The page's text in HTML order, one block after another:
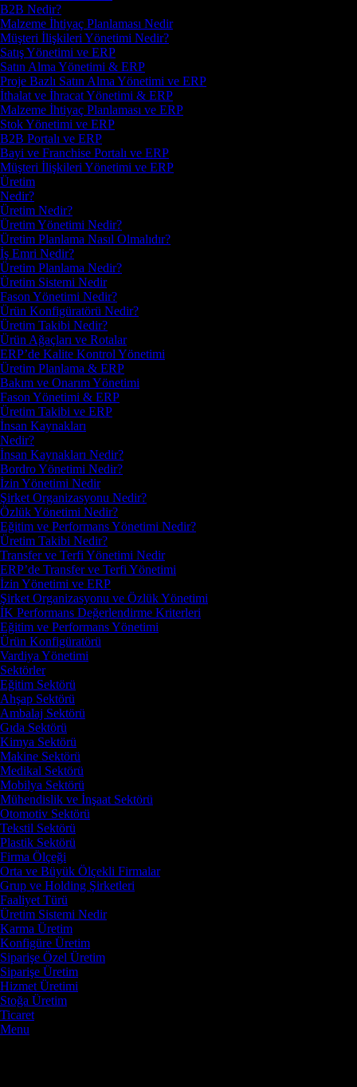
B2B Nedir?
Malzeme İhtiyaç Planlaması Nedir
Müşteri İlişkileri Yönetimi Nedir?
Satış Yönetimi ve ERP
Satın Alma Yönetimi & ERP
Proje Bazlı Satın Alma Yönetimi ve ERP
İthalat ve İhracat Yönetimi & ERP
Malzeme İhtiyaç Planlaması ve ERP
Stok Yönetimi ve ERP
B2B Portalı ve ERP
Bayi ve Franchise Portalı ve ERP
Müşteri İlişkileri Yönetimi ve ERP
Üretim
Nedir?
Üretim Nedir?
Üretim Yönetimi Nedir?
Üretim Planlama Nasıl Olmalıdır?
İş Emri Nedir?
Üretim Planlama Nedir?
Üretim Sistemi Nedir
Fason Yönetimi Nedir?
Ürün Konfigüratörü Nedir?
Üretim Takibi Nedir?
Ürün Ağaçları ve Rotalar
ERP’de Kalite Kontrol Yönetimi
Üretim Planlama & ERP
Bakım ve Onarım Yönetimi
Fason Yönetimi & ERP
Üretim Takibi ve ERP
İnsan Kaynakları
Nedir?
İnsan Kaynakları Nedir?
Bordro Yönetimi Nedir?
İzin Yönetimi Nedir
Şirket Organizasyonu Nedir?
Özlük Yönetimi Nedir?
Eğitim ve Performans Yönetimi Nedir?
Üretim Takibi Nedir?
Transfer ve Terfi Yönetimi Nedir
ERP’de Transfer ve Terfi Yönetimi
İzin Yönetimi ve ERP
Şirket Organizasyonu ve Özlük Yönetimi
İK Performans Değerlendirme Kriterleri
Eğitim ve Performans Yönetimi
Ürün Konfigüratörü
Vardiya Yönetimi
Sektörler
Eğitim Sektörü
Ahşap Sektörü
Ambalaj Sektörü
Gıda Sektörü
Kimya Sektörü
Makine Sektörü
Medikal Sektörü
Mobilya Sektörü
Mühendislik ve İnşaat Sektörü
Otomotiv Sektörü
Tekstil Sektörü
Plastik Sektörü
Firma Ölçeği
Orta ve Büyük Ölçekli Firmalar
Grup ve Holding Şirketleri
Faaliyet Türü
Üretim Sistemi Nedir
Karma Üretim
Konfigüre Üretim
Siparişe Özel Üretim
Siparişe Üretim
Hizmet Üretimi
Stoğa Üretim
Ticaret
Menu